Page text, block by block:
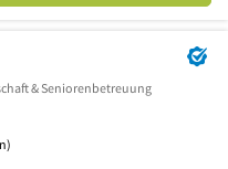
& Seniorenbetreuung